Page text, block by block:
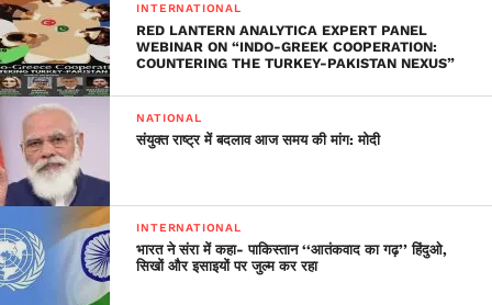
INTERNATIONAL
RED LANTERN ANALYTICA EXPERT PANEL
WEBINAR ON “INDO-GREEK COOPERATION:
COUNTERING THE TURKEY-PAKISTAN NEXUS”
NATIONAL
संयुक्त राष्ट्र में बदलाव आज समय की मांग: मोदी
INTERNATIONAL
भारत ने संरा में कहा- पाकिस्तान ‘‘आतंकवाद का गढ़’’ हिंदुओ,
सिखों और इसाइयों पर जुल्म कर रहा